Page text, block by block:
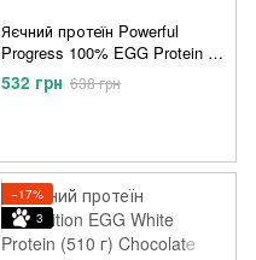
Яєчний протеїн Powerful
Progress 100% EGG Protein (1
кг) шоколад
532 грн 638 грн
−17%
3